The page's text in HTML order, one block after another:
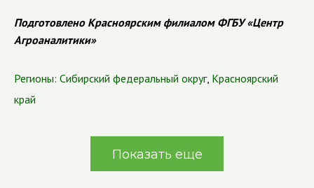
Подготовлено Красноярским филиалом ФГБУ «Центр
Агроаналитики»
Регионы: Сибирский федеральный округ, Красноярский
край
Показать еще